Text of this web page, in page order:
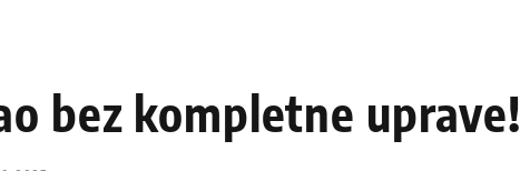
bez kompletne uprave!